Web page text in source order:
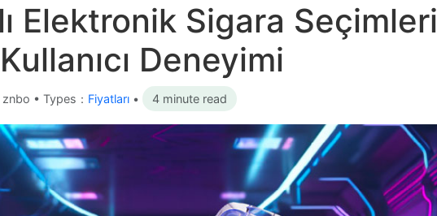
Elektronik Sigara Seçimleri
Deneyimi
• Types： Fiyatları • 4 minute read